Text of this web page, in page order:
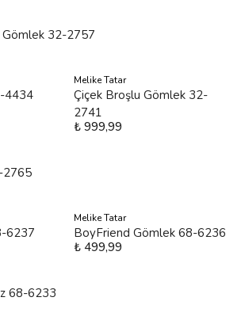
Gömlek 32-2757
4434
Melike Tatar
Çiçek Broşlu Gömlek 32-
2741
₺ 999,99
2765
6237
Melike Tatar
BoyFriend Gömlek 68-6236
₺ 499,99
68-6233